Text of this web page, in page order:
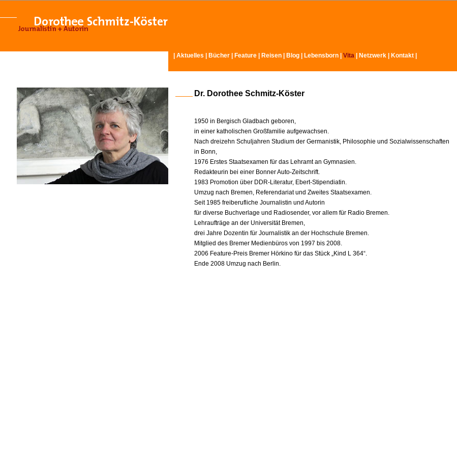
Aktuelles Bücher Feature Reisen Blog Lebensborn Vita Netzwerk Kontakt
Dr. Dorothee Schmitz-Köster
1950 in Bergisch Gladbach geboren,
in einer katholischen Großfamilie aufgewachsen.
Nach dreizehn Schuljahren Studium der Germanistik, Philosophie und Sozialwissenschaften
in Bonn,
1976 Erstes Staatsexamen für das Lehramt an Gymnasien.
Redakteurin bei einer Bonner Auto-Zeitschrift.
1983 Promotion über DDR-Literatur, Ebert-Stipendiatin.
Umzug nach Bremen, Referendariat und Zweites Staatsexamen.
Seit 1985 freiberufliche Journalistin und Autorin
für diverse Buchverlage und Radiosender, vor allem für Radio Bremen.
Lehraufträge an der Universität Bremen,
drei Jahre Dozentin für Journalistik an der Hochschule Bremen.
Mitglied des Bremer Medienbüros von 1997 bis 2008.
2006 Feature-Preis Bremer Hörkino für das Stück „Kind L 364“.
Ende 2008 Umzug nach Berlin.